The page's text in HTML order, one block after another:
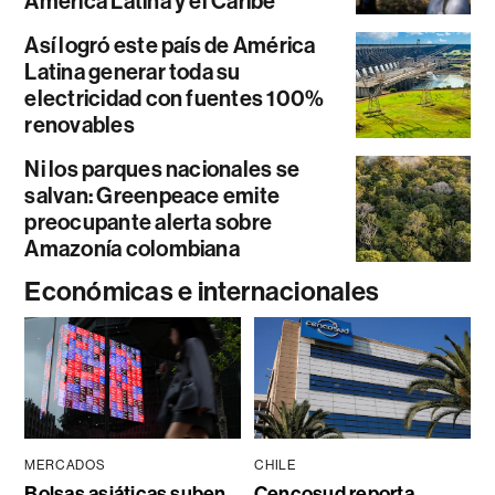
Así logró este país de América
Latina generar toda su
electricidad con fuentes 100%
renovables
Ni los parques nacionales se
salvan: Greenpeace emite
preocupante alerta sobre
Amazonía colombiana
Económicas e internacionales
MERCADOS CHILE